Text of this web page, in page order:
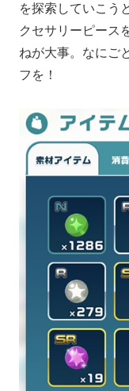
を探索していこう
クセサリーピース
ねが大事。なにご
フを！